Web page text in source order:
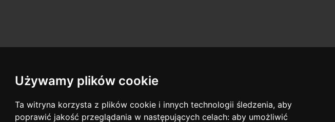
Używamy plików cookie
Ta witryna korzysta z plików cookie i innych technologii śledzenia, aby
poprawić jakość przeglądania w następujących celach: aby umożliwić